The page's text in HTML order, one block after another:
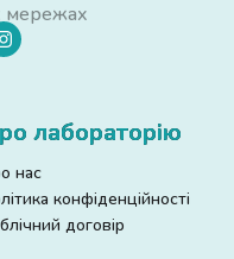
мережах
лабораторію
нас
конфіденційності
договір